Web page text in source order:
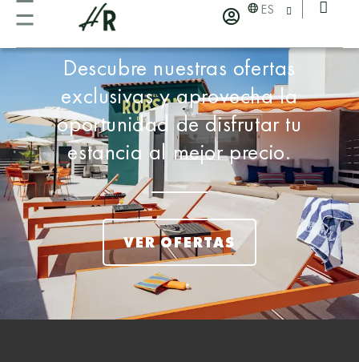
ES
Ofertas exclusivas
Descubre nuestras ofertas
exclusivas y aprovecha la
oportunidad de disfrutar tu
estancia al mejor precio.
VER OFERTAS